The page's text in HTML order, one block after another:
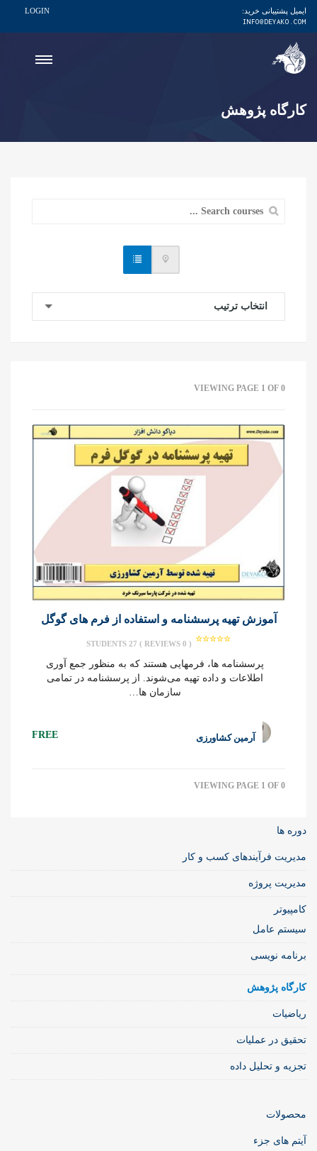
ایمیل پشتیبانی خرید:
INFO@DEYAKO.COM
LOGIN
کارگاه پژوهش
VIEWING PAGE 1 OF 0
آموزش تهیه پرسشنامه و استفاده از فرم های گوگل
( 0 REVIEWS )
27 STUDENTS
پرسشنامه ها، فرمهایی هستند که به منظور جمع آوری
اطلاعات و داده تهیه می‌شوند. از پرسشنامه در تمامی
سازمان ها…
FREE آرمین کشاورزی
VIEWING PAGE 1 OF 0
دوره ها
مدیریت فرآیندهای کسب و کار
مدیریت پروژه
کامپیوتر
سیستم عامل
برنامه نویسی
کارگاه پژوهش
ریاضیات
تحقیق در عملیات
تجزیه و تحلیل داده
محصولات
آیتم های جزء